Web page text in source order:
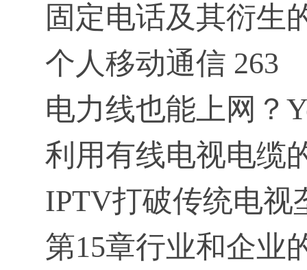
固定电话及其衍生
个人移动通信 263
电力线也能上网？
利用有线电视电缆
IPTV打破传统电视
第15章行业和企业